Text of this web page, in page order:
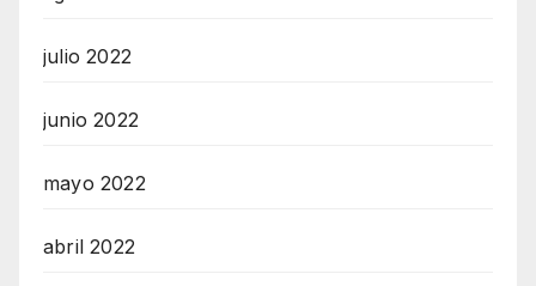
julio 2022
junio 2022
mayo 2022
abril 2022